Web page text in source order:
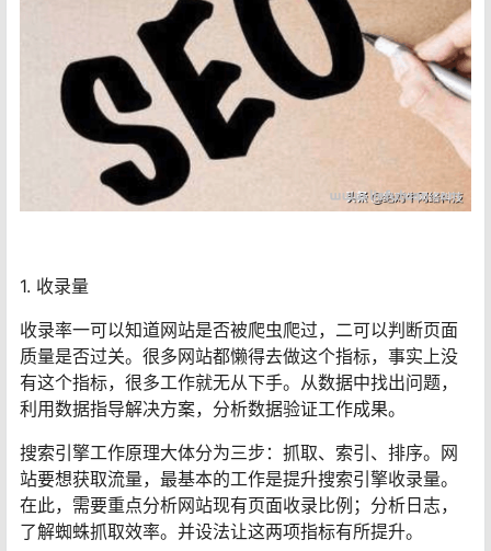
1. 收录量
收录率一可以知道网站是否被爬虫爬过，二可以判断页面
质量是否过关。很多网站都懒得去做这个指标，事实上没
有这个指标，很多工作就无从下手。从数据中找出问题，
利用数据指导解决方案，分析数据验证工作成果。
搜索引擎工作原理大体分为三步：抓取、索引、排序。网
站要想获取流量，最基本的工作是提升搜索引擎收录量。
在此，需要重点分析网站现有页面收录比例；分析日志，
了解蜘蛛抓取效率。并设法让这两项指标有所提升。